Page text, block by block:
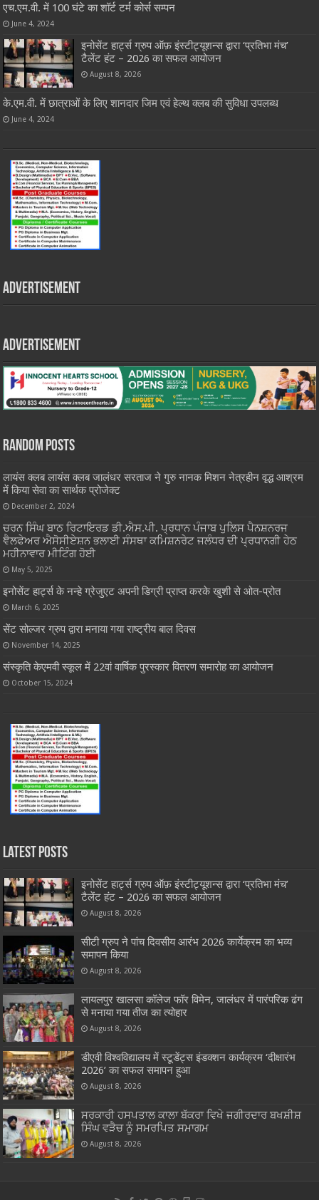
एच.एम.वी. में 100 घंटे का शॉर्ट टर्म कोर्स सम्पन
June 4, 2024
इनोसेंट हार्ट्स ग्रुप ऑफ़ इंस्टीट्यूशन्स द्वारा ‘प्रतिभा मंच’
टैलेंट हंट – 2026 का सफल आयोजन
August 8, 2026
के.एम.वी. में छात्राओं के लिए शानदार जिम एवं हेल्थ क्लब की सुविधा उपलब्ध
June 4, 2024
Advertisement
Advertisement
Random Posts
लायंस क्लब लायंस क्लब जालंधर सरताज ने गुरु नानक मिशन नेत्रहीन वृद्ध आश्रम
में किया सेवा का सार्थक प्रोजेक्ट
December 2, 2024
ਚਰਨ ਸਿੰਘ ਬਾਠ ਰਿਟਾਇਰਡ ਡੀ.ਐਸ.ਪੀ. ਪ੍ਰਧਾਨ ਪੰਜਾਬ ਪੁਲਿਸ ਪੈਨਸ਼ਨਰਜ
ਞੈਲਫੇਅਰ ਐਸੋਸੀਏਸ਼ਨ ਭਲਾਈ ਸੰਸਥਾ ਕਮਿਸ਼ਨਰੇਟ ਜਲੰਧਰ ਦੀ ਪ੍ਰਧਾਨਗੀ ਹੇਠ
ਮਹੀਨਾਵਾਰ ਮੀਟਿੰਗ ਹੋਈ
May 5, 2025
इनोसेंट हार्ट्स के नन्हे ग्रेजुएट अपनी डिग्री प्राप्त करके खुशी से ओत-प्रोत
March 6, 2025
सेंट सोल्जर ग्रुप द्वारा मनाया गया राष्ट्रीय बाल दिवस
November 14, 2025
संस्कृति केएमवी स्कूल में 22वां वार्षिक पुरस्कार वितरण समारोह का आयोजन
October 15, 2024
Latest Posts
इनोसेंट हार्ट्स ग्रुप ऑफ़ इंस्टीट्यूशन्स द्वारा ‘प्रतिभा मंच’
टैलेंट हंट – 2026 का सफल आयोजन
August 8, 2026
सीटी ग्रुप ने पांच दिवसीय आरंभ 2026 कार्येक्रम का भव्य
समापन किया
August 8, 2026
लायलपुर खालसा कॉलेज फॉर विमेन, जालंधर में पारंपरिक ढंग
से मनाया गया तीज का त्योहार
August 8, 2026
डीएवी विश्वविद्यालय में स्टूडेंट्स इंडक्शन कार्यक्रम ‘दीक्षारंभ
2026’ का सफल समापन हुआ
August 8, 2026
ਸਰਕਾਰੀ ਹਸਪਤਾਲ ਕਾਲਾ ਬੱਕਰਾ ਵਿਖੇ ਜਗੀਰਦਾਰ ਬਖਸ਼ੀਸ਼
ਸਿੰਘ ਵੜੈਚ ਨੂੰ ਸਮਰਪਿਤ ਸਮਾਗਮ
August 8, 2026